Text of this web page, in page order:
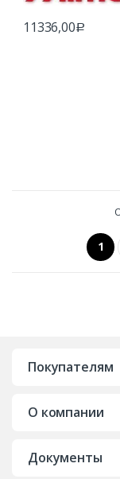
11336,00Р
1
Покупателям
О компании
Документы